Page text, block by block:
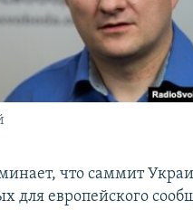
что саммит
для европейского